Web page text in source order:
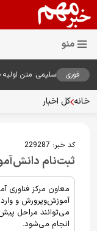
فوری
سلیمی: متن اولیه
خانه کل اخبار
کد خبر: 229287
ثبت‌نام
معاون مرکز فناوری
آموزش‌وپرورش و
انجام می‌شود.